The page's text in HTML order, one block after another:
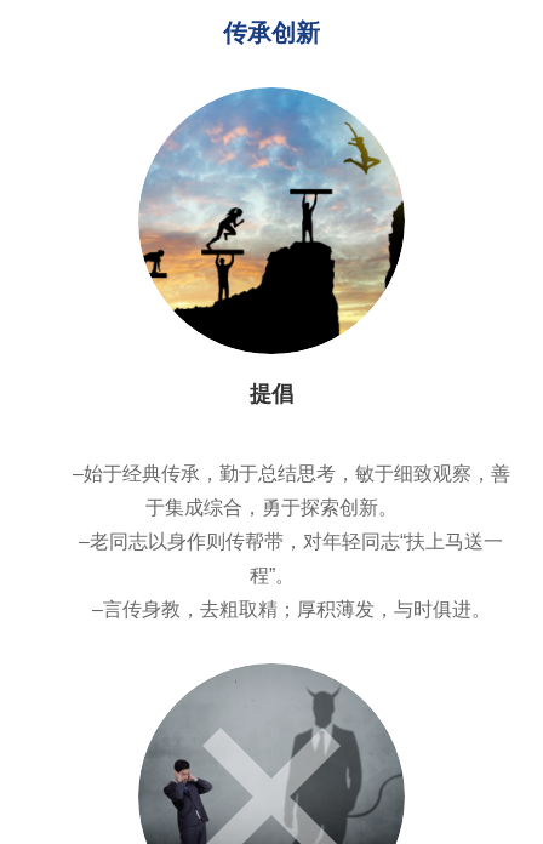
传承创新
提倡
–始于经典传承，勤于总结思考，敏于细致观察，善
于集成综合，勇于探索创新。
–老同志以身作则传帮带，对年轻同志“扶上马送一
程”。
–言传身教，去粗取精；厚积薄发，与时俱进。